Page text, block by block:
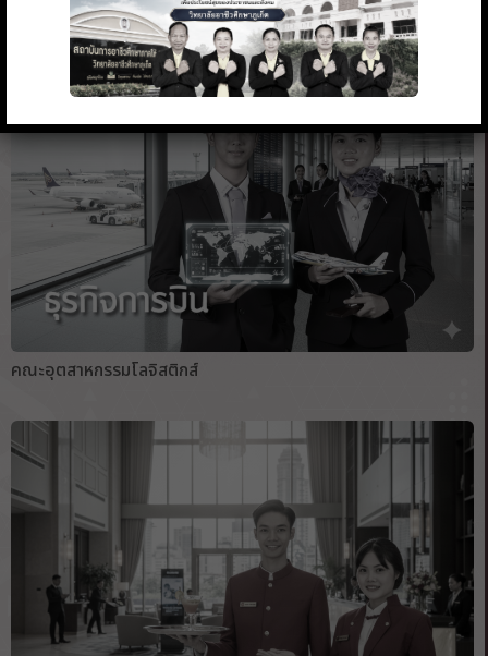
คณะอุตสาหกรรมโลจิสติกส์